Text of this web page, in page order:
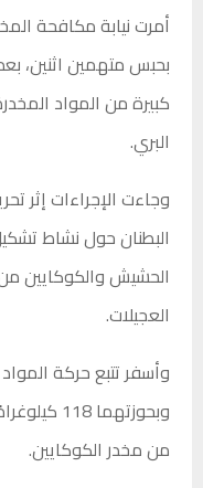
أمرتنيابة مكافحة
بحبس متهمين اثنين،
كبيرة من المواد
البري.
وجاءت الإجراءات إثر
البطنانحول نشاط
الحشيش والكوكايين
العجيلات.
وأسفر تتبع حركة
وبحوزتهما118 كيلوغرامًا من مخدر الحشيش
من مخدر الكوكايين.